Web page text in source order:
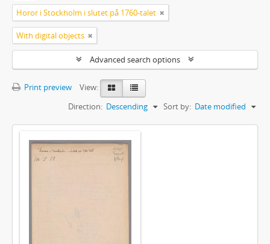
Horor i Stockholm i slutet på 1760-talet
With digital objects
Advanced search options
Print preview
View:
Sort by: Date modified
Direction: Descending